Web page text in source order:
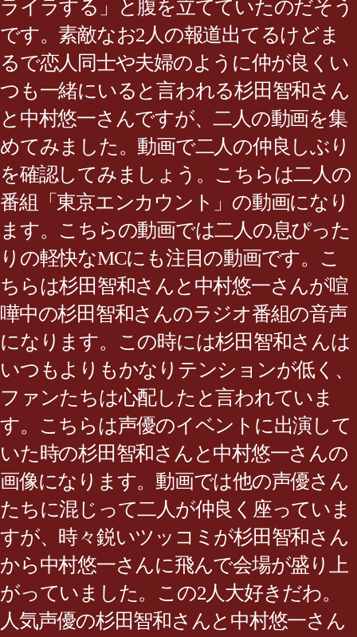
ライラする」と腹を立てていたのだそう
です。素敵なお2人の報道出てるけどま
るで恋人同士や夫婦のように仲が良くい
つも一緒にいると言われる杉田智和さん
と中村悠一さんですが、二人の動画を集
めてみました。動画で二人の仲良しぶり
を確認してみましょう。こちらは二人の
番組「東京エンカウント」の動画になり
ます。こちらの動画では二人の息ぴった
りの軽快なMCにも注目の動画です。こ
ちらは杉田智和さんと中村悠一さんが喧
嘩中の杉田智和さんのラジオ番組の音声
になります。この時には杉田智和さんは
いつもよりもかなりテンションが低く、
ファンたちは心配したと言われていま
す。こちらは声優のイベントに出演して
いた時の杉田智和さんと中村悠一さんの
画像になります。動画では他の声優さん
たちに混じって二人が仲良く座っていま
すが、時々鋭いツッコミが杉田智和さん
から中村悠一さんに飛んで会場が盛り上
がっていました。この2人大好きだわ。
人気声優の杉田智和さんと中村悠一さん